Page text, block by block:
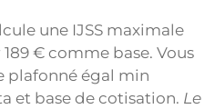
une IJSS maximale
€ comme base. Vous
plafonné égal min
et base de cotisation. Le